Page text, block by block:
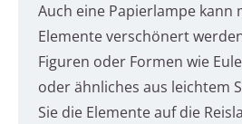
Auch eine Papierlampe kann
Elemente verschönert
Figuren oder Formen wie
oder ähnliches aus leichtem
Sie die Elemente auf die